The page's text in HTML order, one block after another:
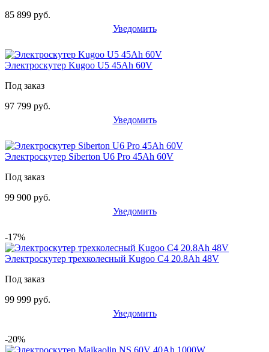
85 899 руб.
Уведомить
Электроскутер Kugoo U5 45Ah 60V
Под заказ
97 799 руб.
Уведомить
Электроскутер Siberton U6 Pro 45Ah 60V
Под заказ
99 900 руб.
Уведомить
-17%
Электроскутер трехколесный Kugoo C4 20.8Ah 48V
Под заказ
99 999 руб.
Уведомить
-20%